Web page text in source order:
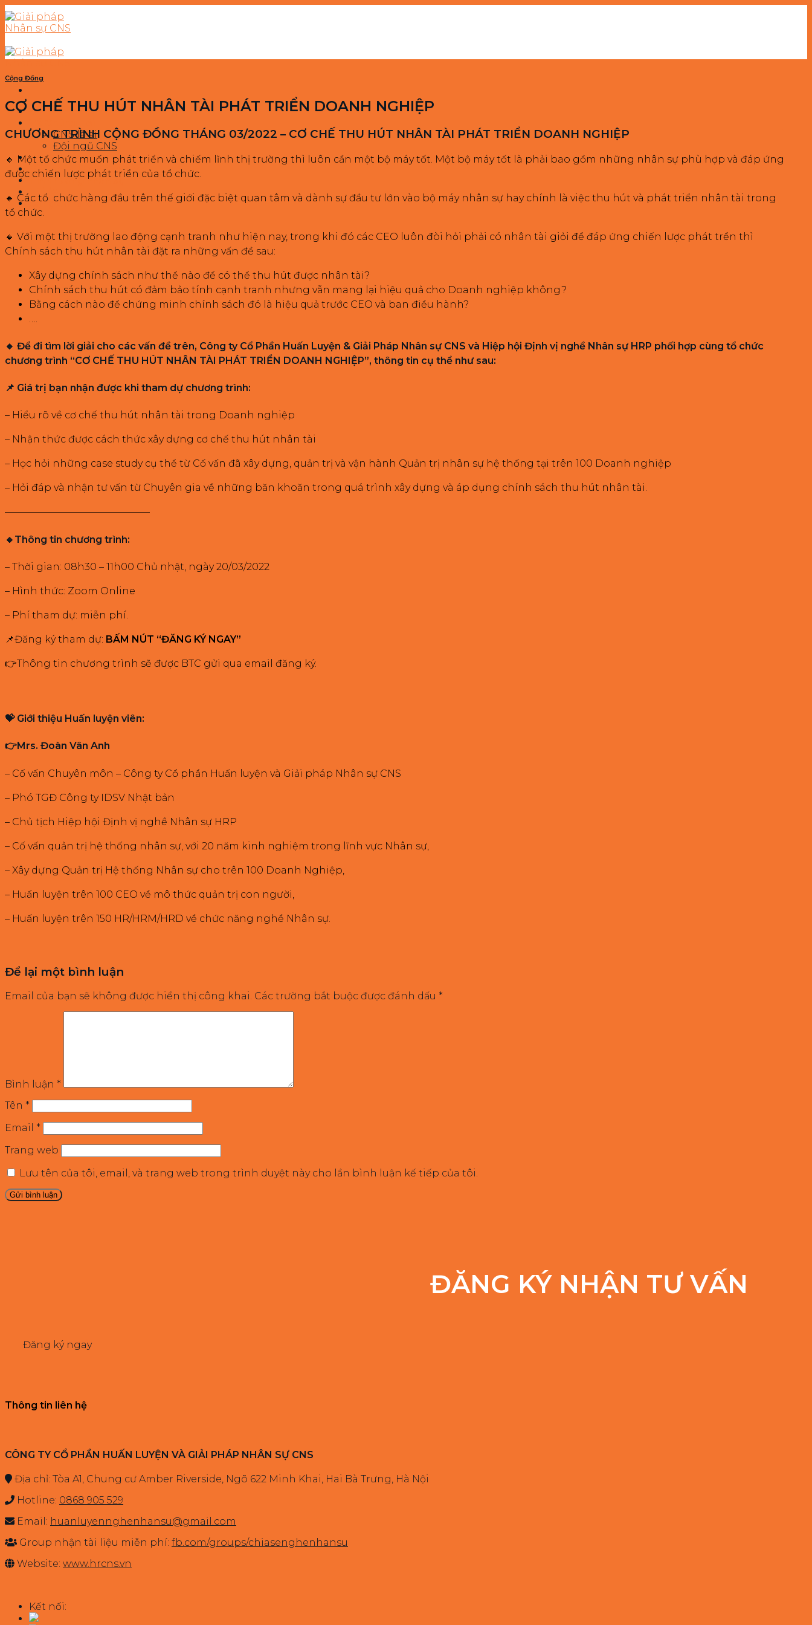
Skip
to
content
CNS là ai
Đội ngũ CNS
Khoá huấn luyện
Giải pháp Doanh nghiệp
Tình huống nhân sự
Tài liệu
Cộng đồng CNS
Cộng Đồng
CƠ CHẾ THU HÚT NHÂN TÀI PHÁT TRIỂN DOANH NGHIỆP
CHƯƠNG TRÌNH CỘNG ĐỒNG THÁNG 03/2022 – CƠ CHẾ THU HÚT NHÂN TÀI PHÁT TRIỂN DOANH NGHIỆP
🔸 Một tổ chức muốn phát triển và chiếm lĩnh thị trường thì luôn cần một bộ máy tốt. Một bộ máy tốt là phải bao gồm những nhân sự phù hợp và đáp ứng
được chiến lược phát triển của tổ chức.
🔸 Các tổ chức hàng đầu trên thế giới đặc biệt quan tâm và dành sự đầu tư lớn vào bộ máy nhân sự hay chính là việc thu hút và phát triển nhân tài trong
tổ chức.
🔸 Với một thị trường lao động cạnh tranh như hiện nay, trong khi đó các CEO luôn đòi hỏi phải có nhân tài giỏi để đáp ứng chiến lược phát trển thì
Chính sách thu hút nhân tài đặt ra những vấn đề sau:
Xây dựng chính sách như thể nào để có thể thu hút được nhân tài?
Chính sách thu hút có đảm bảo tính cạnh tranh nhưng vẫn mang lại hiệu quả cho Doanh nghiệp không?
Bằng cách nào để chứng minh chính sách đó là hiệu quả trước CEO và ban điều hành?
🔸 Để đi tìm lời giải cho các vấn đề trên, Công ty Cổ Phần Huấn Luyện & Giải Pháp Nhân sự CNS và Hiệp hội Định vị nghề Nhân sự HRP phối hợp cùng tổ chức
chương trình “CƠ CHẾ THU HÚT NHÂN TÀI PHÁT TRIỂN DOANH NGHIỆP”, thông tin cụ thể như sau:
📌 Giá trị bạn nhận được khi tham dự chương trình:
– Hiểu rõ về cơ chế thu hút nhân tài trong Doanh nghiệp
– Nhận thức được cách thức xây dựng cơ chế thu hút nhân tài
– Học hỏi những case study cụ thể từ Cố vấn đã xây dựng, quản trị và vận hành Quản trị nhân sự hệ thống tại trên 100 Doanh nghiệp
– Hỏi đáp và nhận tư vấn từ Chuyên gia về những băn khoăn trong quá trình xây dựng và áp dụng chính sách thu hút nhân tài.
———————————————
🔸Thông tin chương trình:
– Thời gian: 08h30 – 11h00 Chủ nhật, ngày 20/03/2022
– Hình thức: Zoom Online
– Phí tham dự: miễn phí.
📌Đăng ký tham dự: BẤM NÚT “ĐĂNG KÝ NGAY”
👉Thông tin chương trình sẽ được BTC gửi qua email đăng ký.
💝 Giới thiệu Huấn luyện viên:
👉Mrs. Đoàn Vân Anh
– Cố vấn Chuyên môn – Công ty Cổ phần Huấn luyện và Giải pháp Nhân sự CNS
– Phó TGĐ Công ty IDSV Nhật bản
– Chủ tịch Hiệp hội Định vị nghề Nhân sự HRP
– Cố vấn quản trị hệ thống nhân sự, với 20 năm kinh nghiệm trong lĩnh vực Nhân sự,
– Xây dựng Quản trị Hệ thống Nhân sự cho trên 100 Doanh Nghiệp,
– Huấn luyện trên 100 CEO về mô thức quản trị con người,
– Huấn luyện trên 150 HR/HRM/HRD về chức năng nghề Nhân sự.
Để lại một bình luận
Email của bạn sẽ không được hiển thị công khai. Các trường bắt buộc được đánh dấu *
Bình luận *
Tên *
Email *
Trang web
Lưu tên của tôi, email, và trang web trong trình duyệt này cho lần bình luận kế tiếp của tôi.
ĐĂNG KÝ NHẬN TƯ VẤN
Đăng ký ngay
Thông tin liên hệ
CÔNG TY CỔ PHẦN HUẤN LUYỆN VÀ GIẢI PHÁP NHÂN SỰ CNS
Địa chỉ: Tòa A1, Chung cư Amber Riverside, Ngõ 622 Minh Khai, Hai Bà Trưng, Hà Nội
Hotline: 0868 905 529
Email: huanluyennghenhansu@gmail.com
Group nhận tài liệu miễn phí: fb.com/groups/chiasenghenhansu
Website: www.hrcns.vn
Kết nối: